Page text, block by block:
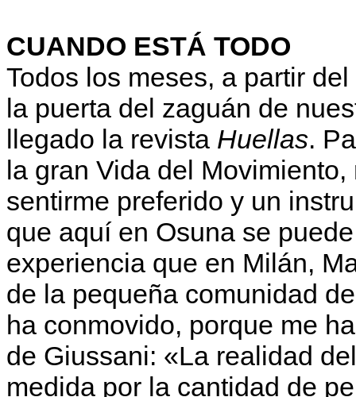
CUANDO ESTÁ TODO
Todos los meses, a partir
la puerta del zaguán de
llegado la revista Huellas.
la gran Vida del
sentirme preferido y un
que aquí en Osuna se
experiencia que en Milán,
de la pequeña comunidad
ha conmovido, porque me
de Giussani: «La realidad
medida por la cantidad de